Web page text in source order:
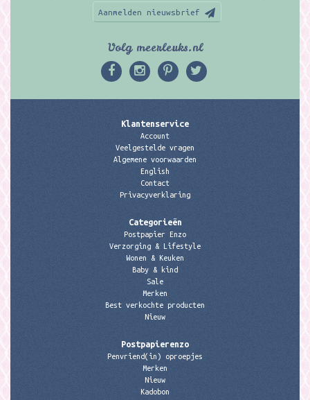
Aanmelden nieuwsbrief
Volg meerleuks.nl
Klantenservice
Account
Veelgestelde vragen
Algemene voorwaarden
English
Contact
Privacyverklaring
Categorieën
Postpapier Enzo
Verzorging & Lifestyle
Wonen & Keuken
Baby & kind
Sale
Merken
Best verkochte producten
Nieuw
Postpapierenzo
Penvriend(in) oproepjes
Merken
Nieuw
Kadobon